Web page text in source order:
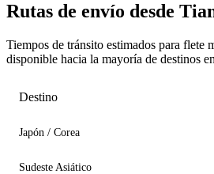
Rutas de envío desde
Tiempos de tránsito estimados para flete
disponible hacia la mayoría de destinos
Destino
Japón / Corea
Sudeste Asiático